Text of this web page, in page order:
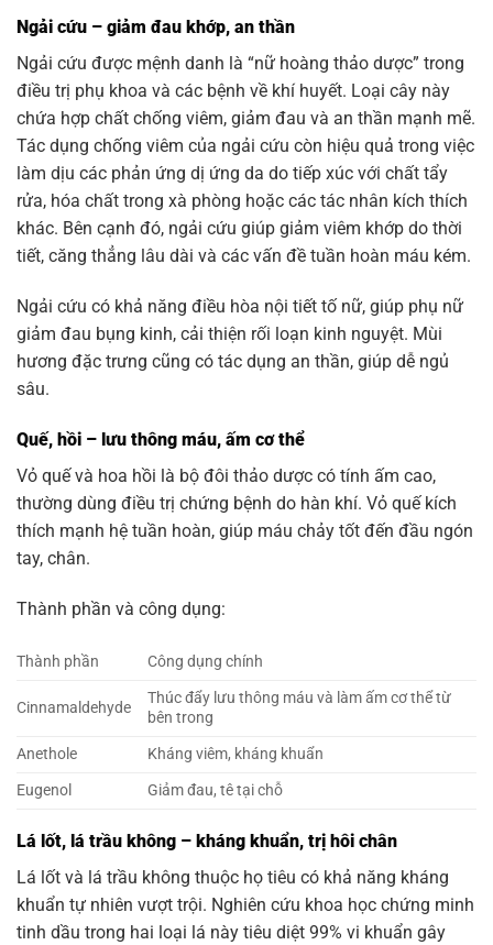
Ngải cứu – giảm đau khớp, an thần
Ngải cứu được mệnh danh là “nữ hoàng thảo dược” trong
điều trị phụ khoa và các bệnh về khí huyết. Loại cây này
chứa hợp chất chống viêm, giảm đau và an thần mạnh mẽ.
Tác dụng chống viêm của ngải cứu còn hiệu quả trong việc
làm dịu các phản ứng dị ứng da do tiếp xúc với chất tẩy
rửa, hóa chất trong xà phòng hoặc các tác nhân kích thích
khác. Bên cạnh đó, ngải cứu giúp giảm viêm khớp do thời
tiết, căng thẳng lâu dài và các vấn đề tuần hoàn máu kém.
Ngải cứu có khả năng điều hòa nội tiết tố nữ, giúp phụ nữ
giảm đau bụng kinh, cải thiện rối loạn kinh nguyệt. Mùi
hương đặc trưng cũng có tác dụng an thần, giúp dễ ngủ
sâu.
Quế, hồi – lưu thông máu, ấm cơ thể
Vỏ quế và hoa hồi là bộ đôi thảo dược có tính ấm cao,
thường dùng điều trị chứng bệnh do hàn khí. Vỏ quế kích
thích mạnh hệ tuần hoàn, giúp máu chảy tốt đến đầu ngón
tay, chân.
Thành phần và công dụng:
Thành phần Công dụng chính
Cinnamaldehyde
Thúc đẩy lưu thông máu và làm ấm cơ thể từ
bên trong
Anethole
Kháng viêm, kháng khuẩn
Eugenol
Giảm đau, tê tại chỗ
Lá lốt, lá trầu không – kháng khuẩn, trị hôi chân
Lá lốt và lá trầu không thuộc họ tiêu có khả năng kháng
khuẩn tự nhiên vượt trội. Nghiên cứu khoa học chứng minh
tinh dầu trong hai loại lá này tiêu diệt 99% vi khuẩn gây